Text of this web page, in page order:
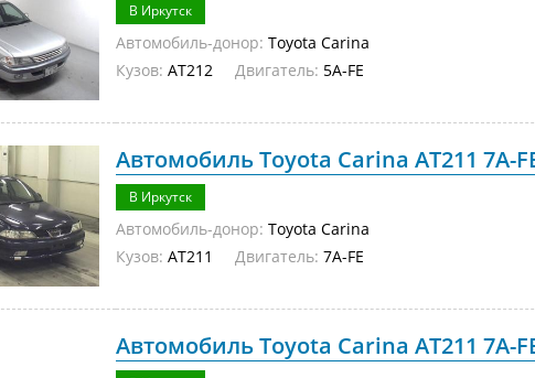
В Иркутск
Автомобиль-донор: Toyota Carina
Кузов: AT212 Двигатель: 5A-FE
Автомобиль Toyota Carina AT211 7A-
В Иркутск
Автомобиль-донор: Toyota Carina
Кузов: AT211 Двигатель: 7A-FE
Автомобиль Toyota Carina AT211 7A-